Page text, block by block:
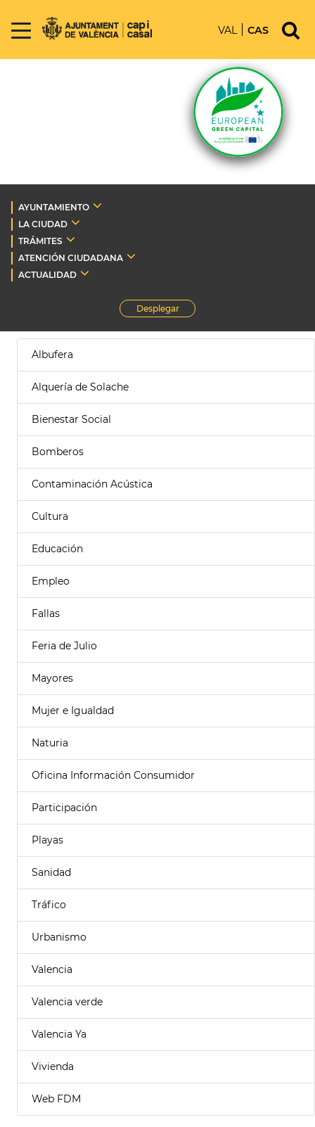
VAL CAS
AYUNTAMIENTO
LA CIUDAD
TRÁMITES
ATENCIÓN CIUDADANA
ACTUALIDAD
Desplegar
Albufera
Alquería de Solache
Bienestar Social
Bomberos
Contaminación Acústica
Cultura
Educación
Empleo
Fallas
Feria de Julio
Mayores
Mujer e Igualdad
Naturia
Oficina Información Consumidor
Participación
Playas
Sanidad
Tráfico
Urbanismo
Valencia
Valencia verde
Valencia Ya
Vivienda
Web FDM